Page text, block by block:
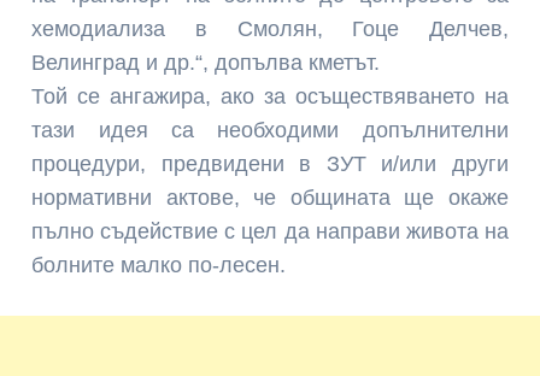
хемодиализа в Смолян, Гоце Делчев,
Велинград и др.“, допълва кметът.
Той се ангажира, ако за осъществяването на
тази идея са необходими допълнителни
процедури, предвидени в ЗУТ и/или други
нормативни актове, че общината ще окаже
пълно съдействие с цел да направи живота на
болните малко по-лесен.